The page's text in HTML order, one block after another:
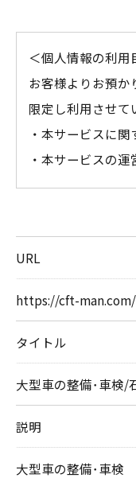
＜個人情報の利用
お客様よりお預か
限定し利用させて
・本サービスに
・本サービスの
当社ではお客様の
られた場合を除き、
ません。
＜個人情報の委託
当社では、利用目
置をとり、適切な
URL
https://cft-
タイトル
大型車の整備･車検/
説明
大型車の整備･車検